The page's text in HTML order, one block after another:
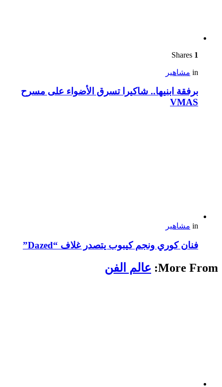
1
in مشاهير
برفقة ابنيها.. شاكيرا تسرق الأضواء على مسرح
VMAS
in مشاهير
فنان كوري ونجم كيبوب يتصدر غلاف “Dazed”
More From: عالم الفن